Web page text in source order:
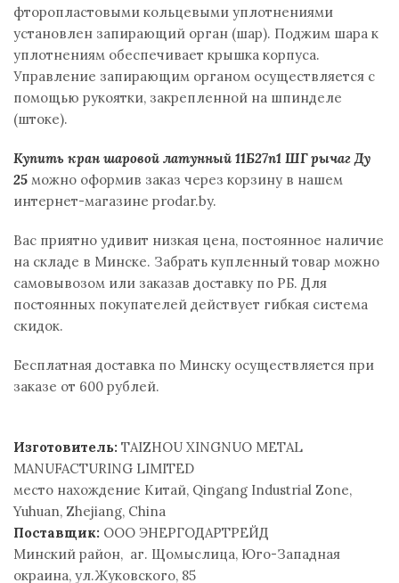
фторопластовыми кольцевыми уплотнениями
установлен запирающий орган (шар). Поджим шара к
уплотнениям обеспечивает крышка корпуса.
Управление запирающим органом осуществляется с
помощью рукоятки, закрепленной на шпинделе
(штоке).
Купить кран шаровой латунный 11Б27п1 ШГ рычаг Ду
25 можно оформив заказ через корзину в нашем
интернет-магазине prodar.by.
Вас приятно удивит низкая цена, постоянное наличие
на складе в Минске. Забрать купленный товар можно
самовывозом или заказав доставку по РБ. Для
постоянных покупателей действует гибкая система
скидок.
Бесплатная доставка по Минску осуществляется при
заказе от 600 рублей.
Изготовитель: TAIZHOU XINGNUO METAL
MANUFACTURING LIMITED
место нахождение Китай, Qingang Industrial Zone,
Yuhuan, Zhejiang, China
Поставщик: ООО ЭНЕРГОДАРТРЕЙД
Минский район, аг. Щомыслица, Юго-Западная
окраина, ул.Жуковского, 85